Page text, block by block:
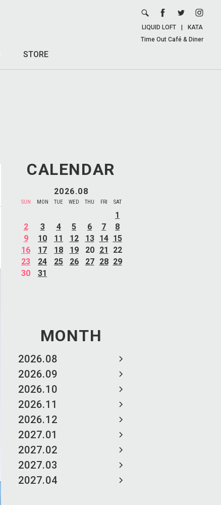
STORE
LIQUID LOFT
KATA
Time Out Café & Diner
CALENDAR
2026.08
SUN MON TUE WED THU FRI SAT
1
2
3 4 5 6 7
8
9
10 11 12 13 14 15
16
17 18 19 20 21
22
23
24 25 26 27 28 29
30
31
MONTH
2026.08
2026.09
2026.10
2026.11
2026.12
2027.01
2027.02
2027.03
2027.04